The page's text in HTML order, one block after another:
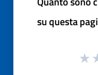
su questa